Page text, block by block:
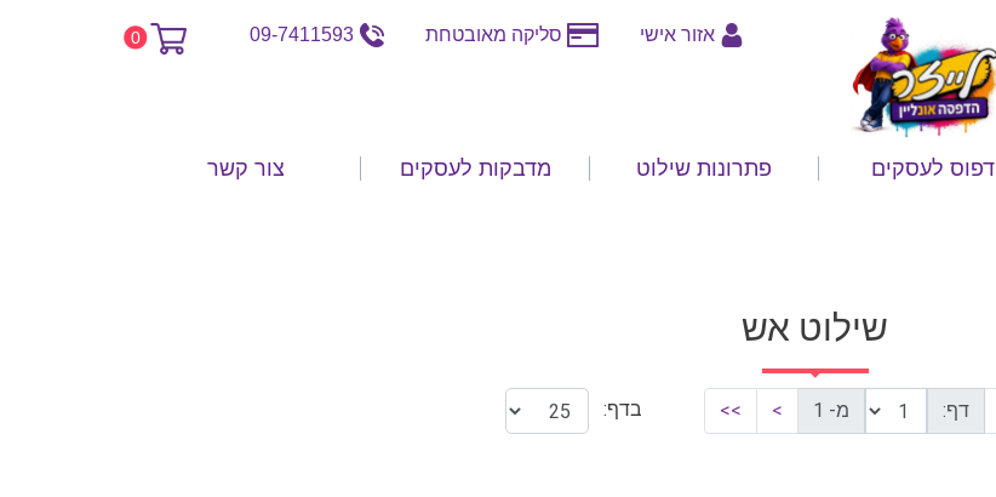
אזור אישי סליקה מאובטחת 09-7411593
0
דפוס לעסקים פתרונות שילוט מדבקות לעסקים צור קשר
שילוט אש
דף: מ- 1 >
>> בדף: